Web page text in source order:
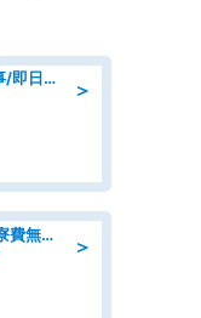
＞
営業/商社でのルート営業のお仕事/即日勤務可/車通勤可/営業
＞
組立・組付け/高収入/日払いOK/寮費無料/交替制/20・30・40代活躍中